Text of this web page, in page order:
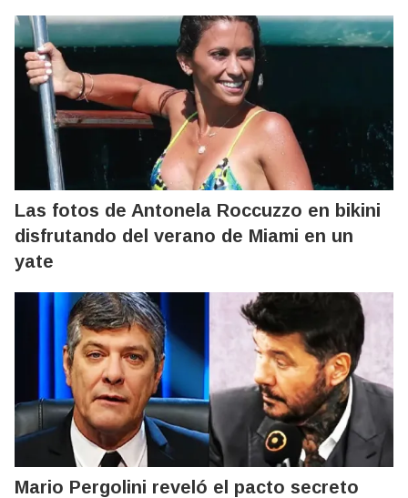
Las fotos de Antonela Roccuzzo en bikini
disfrutando del verano de Miami en un
yate
Mario Pergolini reveló el pacto secreto